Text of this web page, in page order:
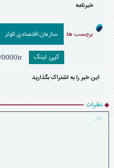
خبرنامه
برچسب ها: سازمان اقتصادی کوثر
کپی لینک
این خبر را به اشتراک بگذارید
نظرات